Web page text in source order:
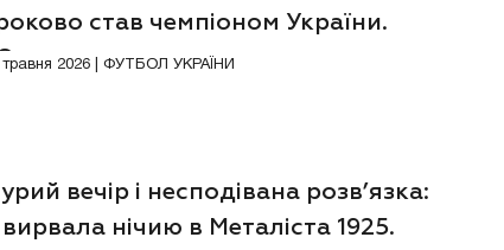
став чемпіоном України.
Відео
травня 2026 | ФУТБОЛ УКРАЇНИ
вечір і несподівана розв’язка:
нічию в Металіста 1925.